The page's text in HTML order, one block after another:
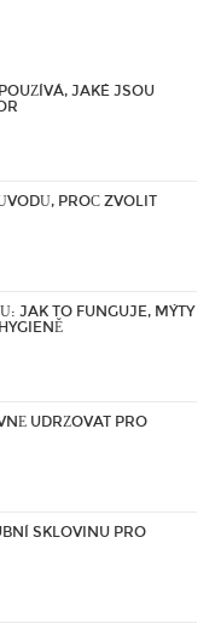
JAKÉ JSOU
PROČ ZVOLIT
JAK TO FUNGUJE, MÝTY
UDRŽOVAT PRO
SKLOVINU PRO